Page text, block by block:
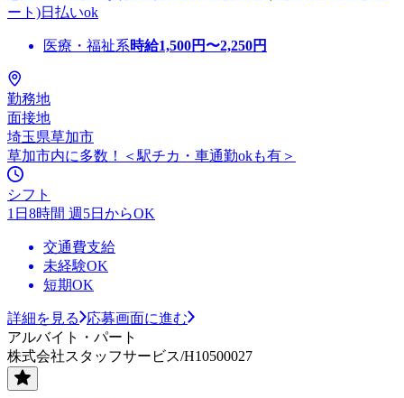
ート)日払いok
医療・福祉系時給1,500円〜2,250円
勤務地
面接地
埼玉県草加市
草加市内に多数！＜駅チカ・車通勤okも有＞
シフト
1日8時間 週5日からOK
交通費支給
未経験OK
短期OK
詳細を見る
応募画面に進む
アルバイト・パート
株式会社スタッフサービス/H10500027